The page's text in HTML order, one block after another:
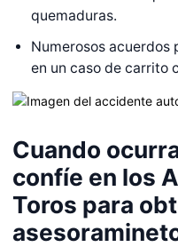
quemaduras.
Numerosos
en un caso de carrito
Cuando
confíe en los
Toros para